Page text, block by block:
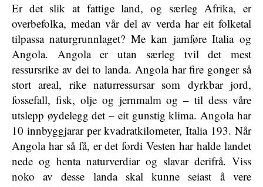
Er det slik at fattige land, og særleg Afrika, er
overbefolka, medan vår del av verda har eit folketal
tilpassa naturgrunnlaget? Me kan jamføre Italia og
Angola. Angola er utan særleg tvil det mest
ressursrike av dei to landa. Angola har fire gonger så
stort areal, rike naturressursar som dyrkbar jord,
fossefall, fisk, olje og jernmalm og – til dess våre
utslepp øydelegg det – eit gunstig klima. Angola har
10 innbyggjarar per kvadratkilometer, Italia 193. Når
Angola har så få, er det fordi Vesten har halde landet
nede og henta naturverdiar og slavar derifrå. Viss
noko av desse landa skal kunne seiast å vere